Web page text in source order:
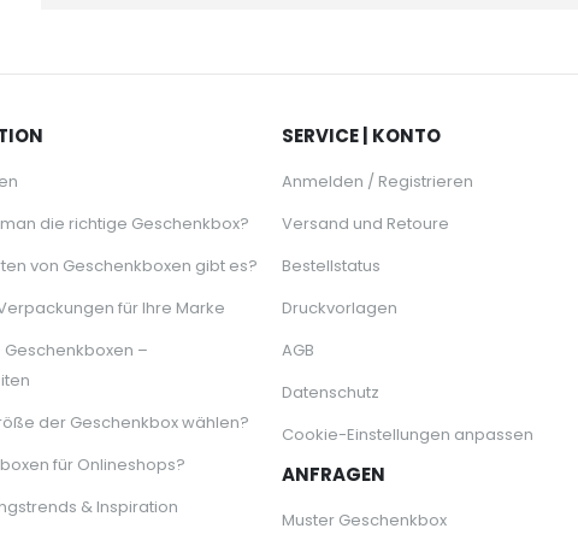
die richtige Geschenkbox?
von Geschenkboxen gibt es?
für Ihre Marke
–
der Geschenkbox wählen?
für Onlineshops?
& Inspiration
SERVICE | KONTO
Anmelden / Registrieren
Versand und Retoure
Bestellstatus
Druckvorlagen
AGB
Datenschutz
Cookie-Einstellungen anpassen
ANFRAGEN
Muster Geschenkbox